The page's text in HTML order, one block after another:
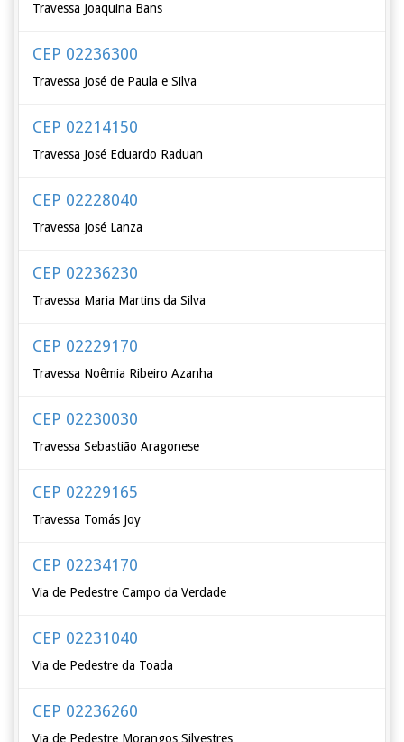
Travessa Joaquina Bans
CEP 02236300
Travessa José de Paula e Silva
CEP 02214150
Travessa José Eduardo Raduan
CEP 02228040
Travessa José Lanza
CEP 02236230
Travessa Maria Martins da Silva
CEP 02229170
Travessa Noêmia Ribeiro Azanha
CEP 02230030
Travessa Sebastião Aragonese
CEP 02229165
Travessa Tomás Joy
CEP 02234170
Via de Pedestre Campo da Verdade
CEP 02231040
Via de Pedestre da Toada
CEP 02236260
Via de Pedestre Morangos Silvestres